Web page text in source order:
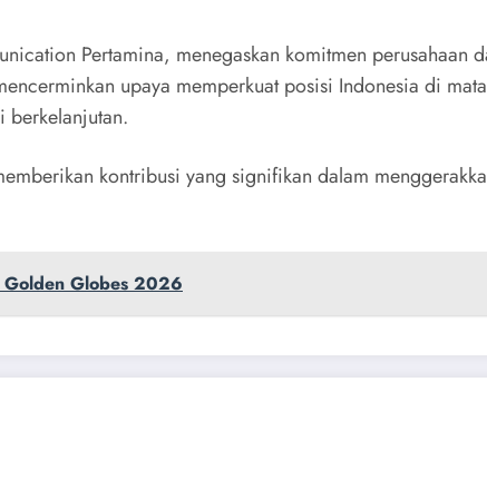
Pertamina, menegaskan komitmen perusahaan
upaya memperkuat posisi Indonesia di
berkelanjutan.
kontribusi yang signifikan dalam
Golden Globes 2026